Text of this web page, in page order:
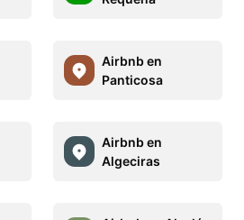
Airbnb en
Panticosa
Airbnb en
Algeciras